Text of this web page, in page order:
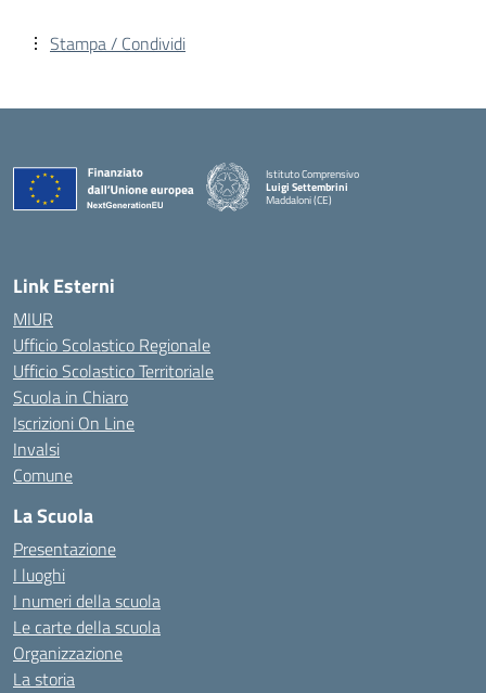
Stampa / Condividi
Istituto Comprensivo
Luigi Settembrini
Maddaloni (CE)
Link Esterni
MIUR
Ufficio Scolastico Regionale
Ufficio Scolastico Territoriale
Scuola in Chiaro
Iscrizioni On Line
Invalsi
Comune
La Scuola
Presentazione
I luoghi
I numeri della scuola
Le carte della scuola
Organizzazione
La storia